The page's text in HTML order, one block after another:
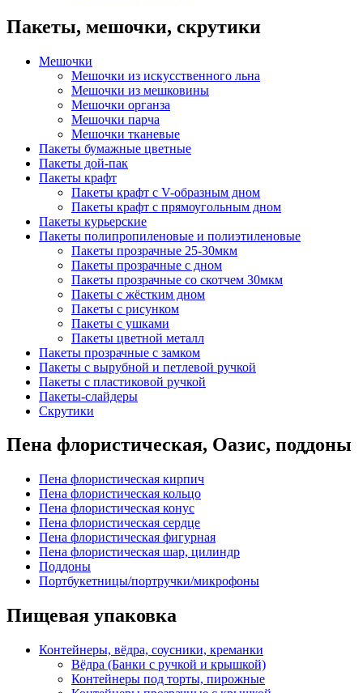
Пакеты, мешочки, скрутики
Мешочки
Мешочки из искусственного льна
Мешочки из мешковины
Мешочки органза
Мешочки парча
Мешочки тканевые
Пакеты бумажные цветные
Пакеты дой-пак
Пакеты крафт
Пакеты крафт с V-образным дном
Пакеты крафт с прямоугольным дном
Пакеты курьерские
Пакеты полипропиленовые и полиэтиленовые
Пакеты прозрачные 25-30мкм
Пакеты прозрачные с дном
Пакеты прозрачные со скотчем 30мкм
Пакеты с жёстким дном
Пакеты с рисунком
Пакеты с ушками
Пакеты цветной металл
Пакеты прозрачные с замком
Пакеты с вырубной и петлевой ручкой
Пакеты с пластиковой ручкой
Пакеты-слайдеры
Скрутики
Пена флористическая, Оазис, поддоны
Пена флористическая кирпич
Пена флористическая кольцо
Пена флористическая конус
Пена флористическая сердце
Пена флористическая фигурная
Пена флористическая шар, цилиндр
Поддоны
Портбукетницы/портручки/микрофоны
Пищевая упаковка
Контейнеры, вёдра, соусники, креманки
Вёдра (Банки с ручкой и крышкой)
Контейнеры под торты, пирожные